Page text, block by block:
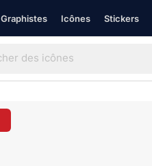
Graphistes Icônes Stickers